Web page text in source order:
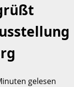
gelesen